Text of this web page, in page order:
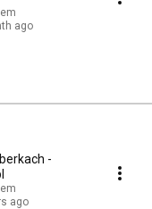
ago
-
ago